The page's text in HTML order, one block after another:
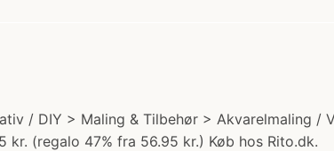
/ DIY > Maling & Tilbehør > Akvarelmaling /
(regalo 47% fra 56.95 kr.) Køb hos Rito.dk.